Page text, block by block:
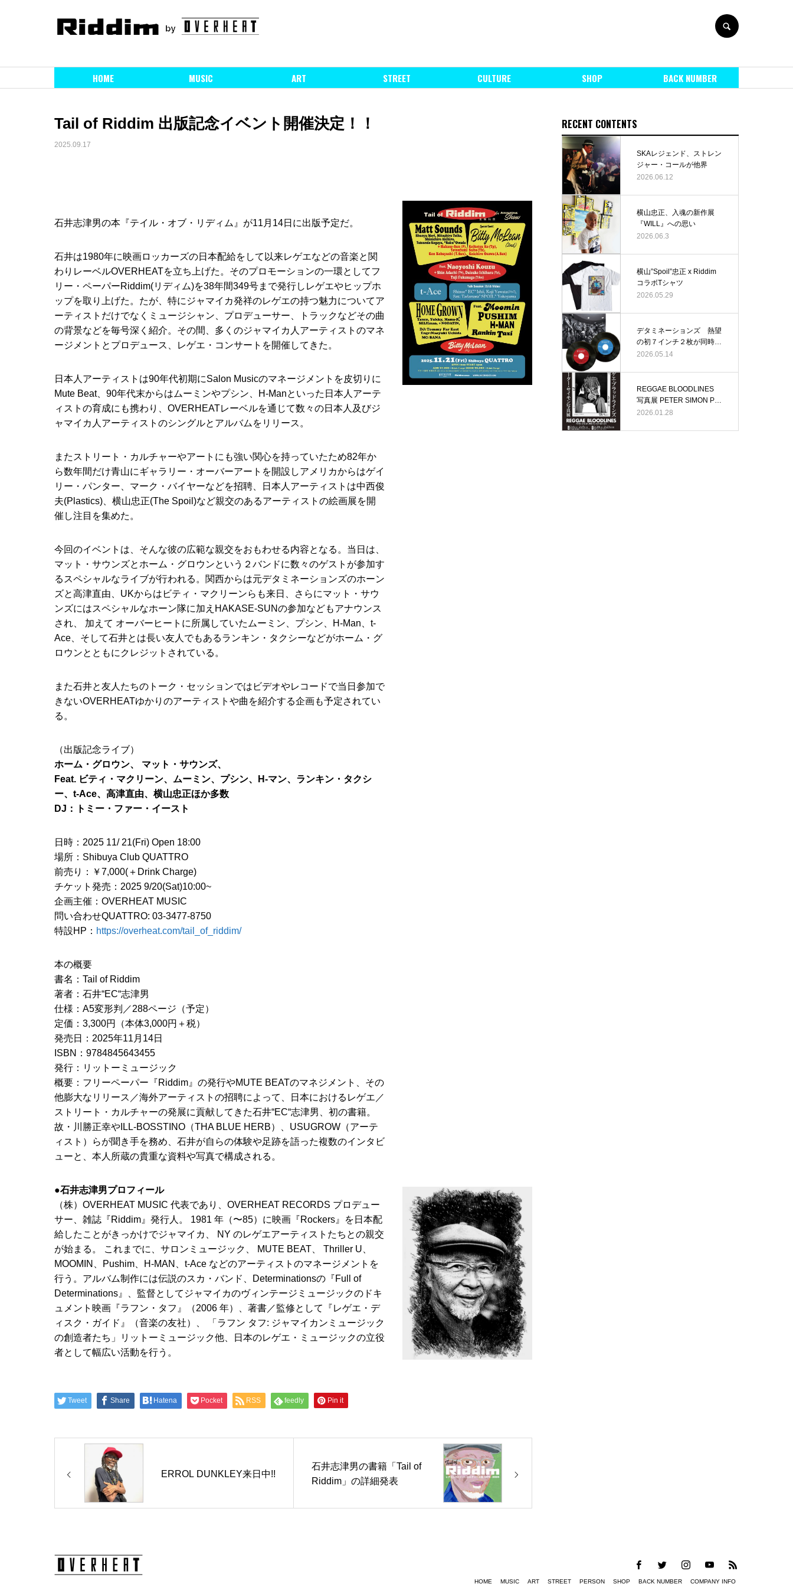
HOME MUSIC ART STREET CULTURE SHOP BACK NUMBER
Tail of Riddim 出版記念イベント開催決定！！
2025.09.17
石井志津男の本『テイル・オブ・リディム』が11月14日に出版予定だ。
石井は1980年に映画ロッカーズの日本配給をして以来レゲエなどの音楽と関
わりレーベルOVERHEATを立ち上げた。そのプロモーションの一環としてフ
リー・ペーパーRiddim(リディム)を38年間349号まで発行しレゲエやヒップホ
ップを取り上げた。たが、特にジャマイカ発祥のレゲエの持つ魅力についてア
ーティストだけでなくミュージシャン、プロデューサー、トラックなどその曲
の背景などを毎号深く紹介。その間、多くのジャマイカ人アーティストのマネ
ージメントとプロデュース、レゲエ・コンサートを開催してきた。
日本人アーティストは90年代初期にSalon Musicのマネージメントを皮切りに
Mute Beat、90年代末からはムーミンやプシン、H-Manといった日本人アーテ
ィストの育成にも携わり、OVERHEATレーベルを通じて数々の日本人及びジ
ャマイカ人アーティストのシングルとアルバムをリリース。
またストリート・カルチャーやアートにも強い関心を持っていたため82年か
ら数年間だけ青山にギャラリー・オーバーアートを開設しアメリカからはゲイ
リー・パンター、マーク・バイヤーなどを招聘、日本人アーティストは中西俊
夫(Plastics)、横山忠正(The Spoil)など親交のあるアーティストの絵画展を開
催し注目を集めた。
今回のイベントは、そんな彼の広範な親交をおもわせる内容となる。当日は、
マット・サウンズとホーム・グロウンという２バンドに数々のゲストが参加す
るスペシャルなライブが行われる。関西からは元デタミネーションズのホーン
ズと高津直由、UKからはビティ・マクリーンらも来日、さらにマット・サウ
ンズにはスペシャルなホーン隊に加えHAKASE-SUNの参加などもアナウンス
され、 加えて オーバーヒートに所属していたムーミン、プシン、H-Man、t-
Ace、そして石井とは長い友人でもあるランキン・タクシーなどがホーム・グ
ロウンとともにクレジットされている。
また石井と友人たちのトーク・セッションではビデオやレコードで当日参加で
きないOVERHEATゆかりのアーティストや曲を紹介する企画も予定されてい
る。
（出版記念ライブ）
ホーム・グロウン、 マット・サウンズ、
Feat. ビティ・マクリーン、ムーミン、プシン、H-マン、ランキン・タクシ
ー、t-Ace、高津直由、横山忠正ほか多数
DJ：トミー・ファー・イースト
日時：2025 11/ 21(Fri) Open 18:00
場所：Shibuya Club QUATTRO
前売り：￥7,000(＋Drink Charge)
チケット発売：2025 9/20(Sat)10:00~
企画主催：OVERHEAT MUSIC
問い合わせQUATTRO: 03-3477-8750
特設HP： https://overheat.com/tail_of_riddim/
本の概要
書名：Tail of Riddim
著者：石井“EC“志津男
仕様：A5変形判／288ページ（予定）
定価：3,300円（本体3,000円＋税）
発売日：2025年11月14日
ISBN：9784845643455
発行：リットーミュージック
概要：フリーペーパー『Riddim』の発行やMUTE BEATのマネジメント、その
他膨大なリリース／海外アーティストの招聘によって、日本におけるレゲエ／
ストリート・カルチャーの発展に貢献してきた石井“EC“志津男、初の書籍。
故・川勝正幸やILL-BOSSTINO（THA BLUE HERB）、USUGROW（アーテ
ィスト）らが聞き手を務め、石井が自らの体験や足跡を語った複数のインタビ
ューと、本人所蔵の貴重な資料や写真で構成される。
●石井志津男プロフィール
（株）OVERHEAT MUSIC 代表であり、OVERHEAT RECORDS プロデュー
サー、雑誌『Riddim』発⾏⼈。 1981 年（〜85）に映画『Rockers』を⽇本配
給したことがきっかけでジャマイカ、 NY のレゲエアーティストたちとの親交
が始まる。 これまでに、サロンミュージック、 MUTE BEAT、 Thriller U、
MOOMIN、Pushim、H-MAN、t-Ace などのアーティストのマネージメントを
⾏う。アルバム制作には伝説のスカ・バンド、Determinationsの『Full of
Determinations』、監督としてジャマイカのヴィンテージミュージックのドキ
ュメント映画『ラフン・タフ』（2006 年）、著書／監修として『レゲエ・デ
ィスク・ガイド』（⾳楽の友社）、 「ラフン タフ: ジャマイカンミュージック
の創造者たち」リットーミュージック他、⽇本のレゲエ・ミュージックの⽴役
者として幅広い活動を行う。
Tweet Share Hatena Pocket RSS feedly Pin it
ERROL DUNKLEY来日中!!
石井志津男の書籍「Tail of
Riddim」の詳細発表
RECENT CONTENTS
SKAレジェンド、ストレン
ジャー・コールが他界
2026.06.12
横山忠正、入魂の新作展
『WILL』への思い
2026.06.3
横山”Spoil”忠正 x Riddim
コラボTシャツ
2026.05.29
デタミネーションズ 熱望
の初７インチ２枚が同時発
売！
2026.05.14
REGGAE BLOODLINES
写真展 PETER SIMON PH
OTO EXHIBITION 開催
2026.01.28
HOME MUSIC ART STREET PERSON SHOP BACK NUMBER COMPANY INFO